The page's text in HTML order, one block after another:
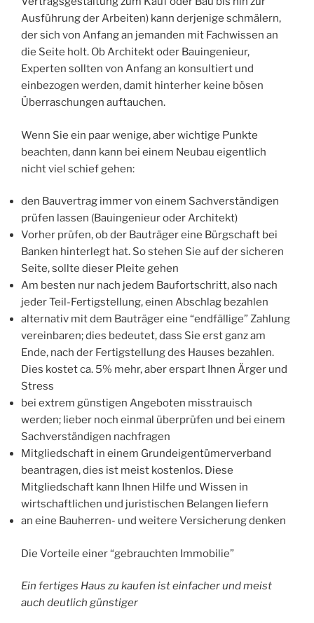
Ausführung der Arbeiten) kann derjenige schmälern,
der sich von Anfang an jemanden mit Fachwissen an
die Seite holt. Ob Architekt oder Bauingenieur,
Experten sollten von Anfang an konsultiert und
einbezogen werden, damit hinterher keine bösen
Überraschungen auftauchen.
Wenn Sie ein paar wenige, aber wichtige Punkte
beachten, dann kann bei einem Neubau eigentlich
nicht viel schief gehen:
den Bauvertrag immer von einem Sachverständigen
prüfen lassen (Bauingenieur oder Architekt)
Vorher prüfen, ob der Bauträger eine Bürgschaft bei
Banken hinterlegt hat. So stehen Sie auf der sicheren
Seite, sollte dieser Pleite gehen
Am besten nur nach jedem Baufortschritt, also nach
jeder Teil-Fertigstellung, einen Abschlag bezahlen
alternativ mit dem Bauträger eine “endfällige” Zahlung
vereinbaren; dies bedeutet, dass Sie erst ganz am
Ende, nach der Fertigstellung des Hauses bezahlen.
Dies kostet ca. 5% mehr, aber erspart Ihnen Ärger und
Stress
bei extrem günstigen Angeboten misstrauisch
werden; lieber noch einmal überprüfen und bei einem
Sachverständigen nachfragen
Mitgliedschaft in einem Grundeigentümerverband
beantragen, dies ist meist kostenlos. Diese
Mitgliedschaft kann Ihnen Hilfe und Wissen in
wirtschaftlichen und juristischen Belangen liefern
an eine Bauherren- und weitere Versicherung denken
Die Vorteile einer “gebrauchten Immobilie”
Ein fertiges Haus zu kaufen ist einfacher und meist
auch deutlich günstiger